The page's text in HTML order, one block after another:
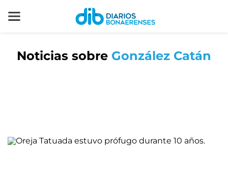
Noticias sobre González Catán